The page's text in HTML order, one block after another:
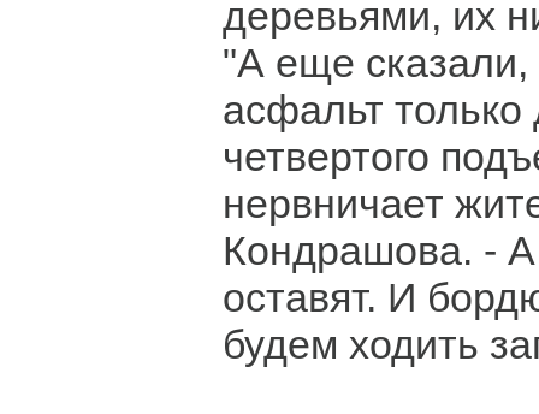
деревьями, их
"А еще сказали,
асфальт
четвертого
нервничает
Кондрашова. -
оставят. И
будем ходить